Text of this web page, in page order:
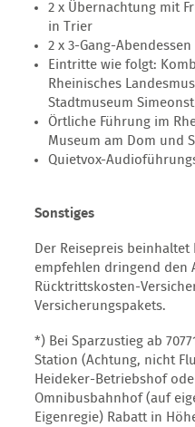
2 x Übernachtung mit
in Trier
2 x 3-Gang-Abendessen
Eintritte wie folgt:
Rheinisches
Stadtmuseum
Örtliche Führung im
Museum am Dom und
Quietvox-
Sonstiges
Der Reisepreis
empfehlen dringend den
Rücktrittskosten-
Versicherungspakets.
*) Bei Sparzustieg ab
Station (Achtung, nicht
Heideker-Betriebshof
Omnibusbahnhof (auf
Eigenregie) Rabatt in